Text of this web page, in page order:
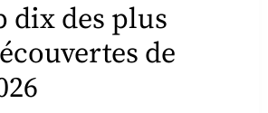
dix des plus
de